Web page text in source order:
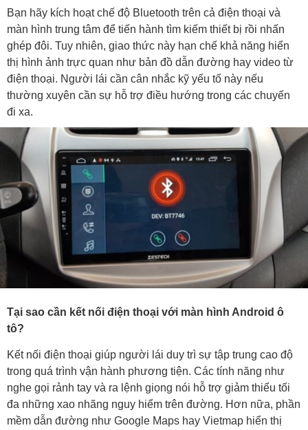
Bạn hãy kích hoạt chế độ Bluetooth trên cả điện thoại và
màn hình trung tâm để tiến hành tìm kiếm thiết bị rồi nhấn
ghép đôi. Tuy nhiên, giao thức này hạn chế khả năng hiển
thị hình ảnh trực quan như bản đồ dẫn đường hay video từ
điện thoại. Người lái cần cân nhắc kỹ yếu tố này nếu
thường xuyên cần sự hỗ trợ điều hướng trong các chuyến
đi xa.
Tại sao cần kết nối điện thoại với màn hình Android ô
tô?
Kết nối điện thoại giúp người lái duy trì sự tập trung cao độ
trong quá trình vận hành phương tiện. Các tính năng như
nghe gọi rảnh tay và ra lệnh giọng nói hỗ trợ giảm thiểu tối
đa những xao nhãng nguy hiểm trên đường. Hơn nữa, phần
mềm dẫn đường như Google Maps hay Vietmap hiển thị